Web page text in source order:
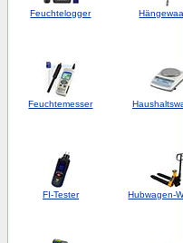
Feuchtelogger
Feuchtemesser
FI-Tester Hubwagen-